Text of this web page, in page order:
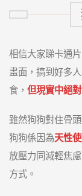
相信大家睇卡通
畫面，搞到好多
食， 但現實中絕
雖然狗狗對住骨
狗狗係因為天性
放壓力同減輕焦
方式。